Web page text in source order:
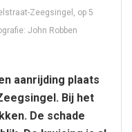
Zeegsingel, op 5
John Robben
aanrijding plaats
Bij het
De schade